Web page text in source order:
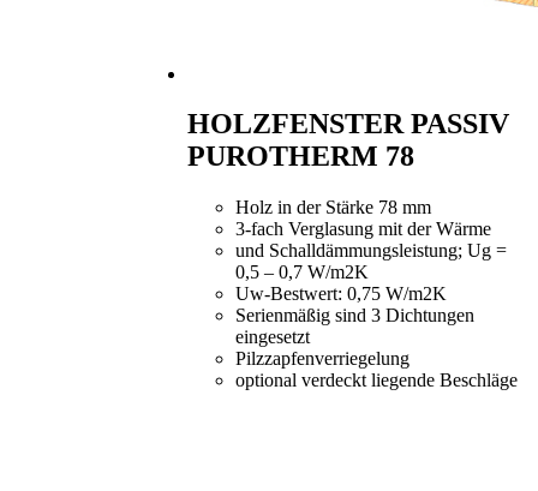
HOLZFENSTER PASSIV
PUROTHERM 78
Holz in der Stärke 78 mm
3-fach Verglasung mit der Wärme
und Schalldämmungsleistung; Ug =
0,5 – 0,7 W/m2K
Uw-Bestwert: 0,75 W/m2K
Serienmäßig sind 3 Dichtungen
eingesetzt
Pilzzapfenverriegelung
optional verdeckt liegende Beschläge